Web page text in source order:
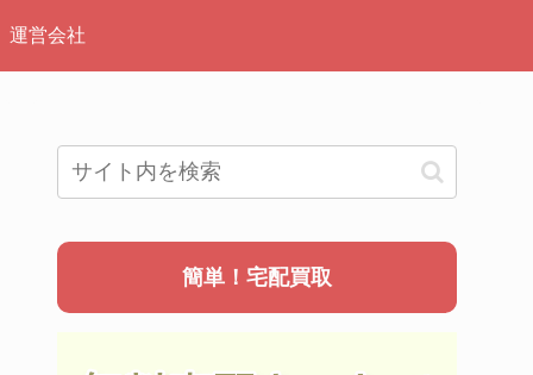
運営会社
簡単！宅配買取